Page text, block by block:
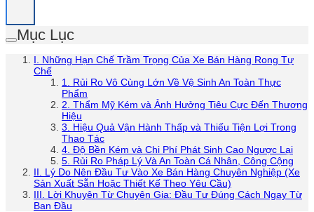
Mục Lục
I. Những Hạn Chế Trầm Trọng Của Xe Bán Hàng Rong Tự
Chế
1. Rủi Ro Vô Cùng Lớn Về Vệ Sinh An Toàn Thực
Phẩm
2. Thẩm Mỹ Kém và Ảnh Hưởng Tiêu Cực Đến Thương
Hiệu
3. Hiệu Quả Vận Hành Thấp và Thiếu Tiện Lợi Trong
Thao Tác
4. Độ Bền Kém và Chi Phí Phát Sinh Cao Ngược Lại
5. Rủi Ro Pháp Lý Và An Toàn Cá Nhân, Công Cộng
II. Lý Do Nên Đầu Tư Vào Xe Bán Hàng Chuyên Nghiệp (Xe
Sản Xuất Sẵn Hoặc Thiết Kế Theo Yêu Cầu)
III. Lời Khuyên Từ Chuyên Gia: Đầu Tư Đúng Cách Ngay Từ
Ban Đầu